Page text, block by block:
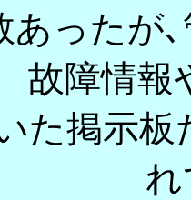
あったが
故障情報
た掲示